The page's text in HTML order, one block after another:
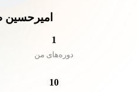
1
دوره‌های من
10